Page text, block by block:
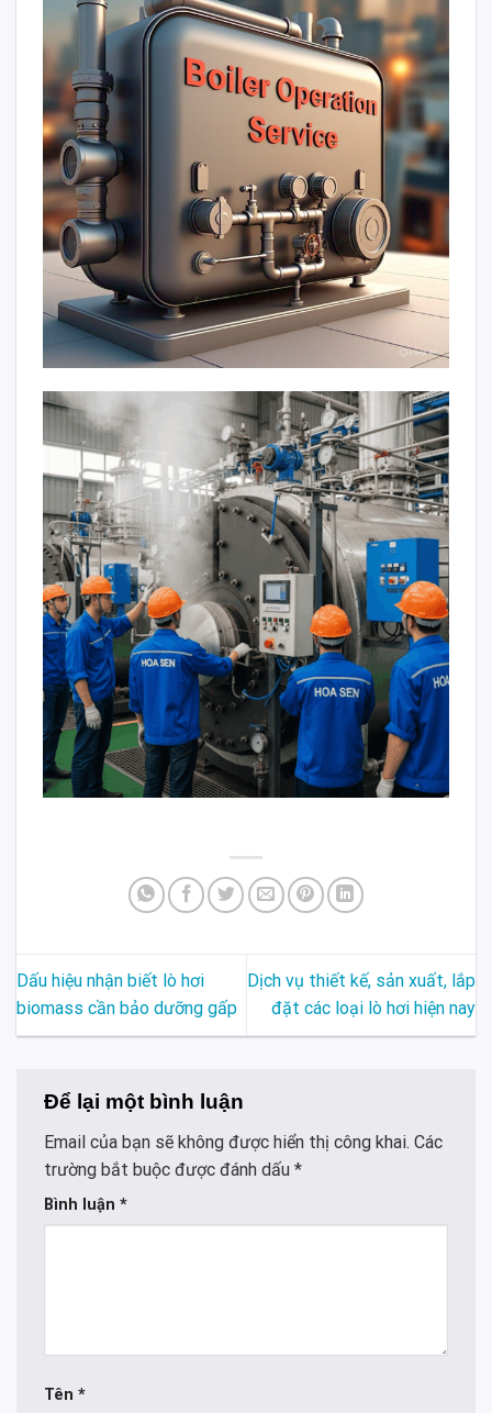
Dấu hiệu nhận biết lò hơi
biomass cần bảo dưỡng gấp
Dịch vụ thiết kế, sản xuất, lắp
đặt các loại lò hơi hiện nay
Để lại một bình luận
Email của bạn sẽ không được hiển thị công khai. Các
trường bắt buộc được đánh dấu *
Bình luận *
Tên *